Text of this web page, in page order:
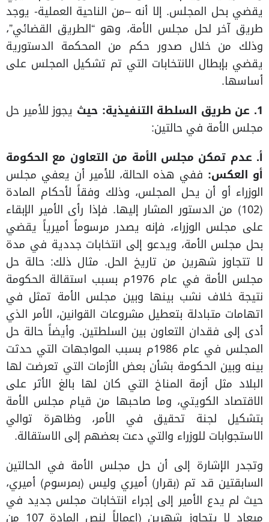
يقضي بحل المجلس. إلا أنه –من الناحية العملية- يوجد
طريق آخر لحل مجلس الأمة، وهو “الطريق القضائي”،
وذلك من خلال صدور حكم من المحكمة الدستورية
يقضي بإبطال الانتخابات التي تم تشكيل المجلس على
أساسها.
1. عن طريق السلطة التنفيذية: حيث يجوز للأمير حل
مجلس الأمة في حالتين:
أ‌. عدم تمكن مجلس الأمة من التعاون مع الحكومة
أو العكس: ففي هذه الحالة، للأمير أن يعفي مجلس
الوزراء أو أن يحل المجلس، وذلك وفقاً لأحكام المادة
(102) من الدستور المشار إليها. فإذا رأى الأمير الإبقاء
على مجلس الوزراء، فإنه يصدر مرسوماً أميرياً يقضي
بحل مجلس الأمة، ويدعو إلى انتخابات جددية في مدة
لا تتجاوز شهرين من تاريخ الحل. مثال ذلك: حالة حل
مجلس الأمة في عام 1976م بسبب استقالة الحكومة
نتيجة خلاف نشب بينها وبين مجلس الأمة تمثل في
اتهامات متبادلة بتعطيل مشروعات القوانين، الأمر الذي
أدى إلى فقدان التعاون بين السلطتين. وأيضاً حالة حل
المجلس في عام 1986م بسبب المواجهات التي حدثت
بينه وبين الحكومة بشأن بعض الأزمات التي تعرضت لها
البلاد مثل أزمة المناخ التي كان لها بالغ الأثر على
الاقتصاد الكويتي، وما صاحبها من قيام مجلس الأمة
بتشكيل لجنة تحقيق في الأمر، وظاهرة توالي
الاستجوابات للوزراء والتي دعت بعضهم إلى الاستقالة.
وتجدر الإشارة إلى أن حل مجلس الأمة في الحالتين
السابقتين قد تم (بقرار) أميري وليس (بمرسوم) أميري،
حيث لم يدع الأمير إلى إجراء انتخابات مجلس جديد في
ميعاد لا يتجاوز شهرين (إعمالاً لنص المادة 107 من